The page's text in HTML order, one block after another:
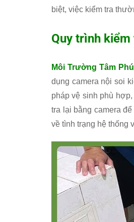
biệt, việc kiểm tra
Quy trình kiểm
Môi Trường Tâm
dụng camera nội soi
pháp vệ sinh phù
tra lại bằng camera
về tình trạng hệ thống